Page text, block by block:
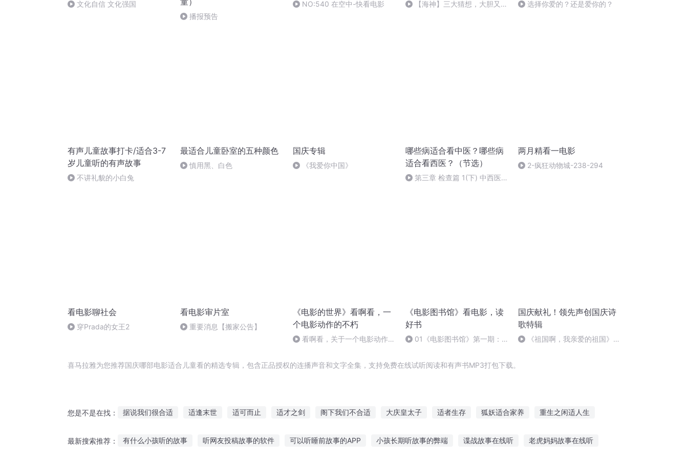
文化自信 文化强国
播报预告
NO:540 在空中-快看电影
【海神】三大猜想，大胆又合
选择你爱的？还是爱你的？
有声儿童故事打卡/适合3-7
岁儿童听的有声故事
不讲礼貌的小白兔
最适合儿童卧室的五种颜色
慎用黑、白色
国庆专辑
《我爱你中国》
哪些病适合看中医？哪些病
适合看西医？（节选）
第三章 检查篇 1(下) 中西医
两月精看一电影
2-疯狂动物城-238-294
看电影聊社会
穿Prada的女王2
看电影审片室
重要消息【搬家公告】
《电影的世界》看啊看，一
个电影动作的不朽
看啊看，关于一个电影动作的
《电影图书馆》看电影，读
好书
01《电影图书馆》第一期：
国庆献礼！领先声创国庆诗
歌特辑
《祖国啊，我亲爱的祖国》温
喜马拉雅为您推荐国庆哪部电影适合儿童看的精选专辑，包含正品授权的连播声音和文字全集，支持免费在线试听阅读和有声书MP3打包下载。
您是不是在找： 据说我们很合适 适逢末世 适可而止 适才之剑 阁下我们不合适 大庆皇太子 适者生存 狐妖适合家养 重生之闲适人生
最新搜索推荐： 有什么小孩听的故事 听网友投稿故事的软件 可以听睡前故事的APP 小孩长期听故事的弊端 谍战故事在线听 老虎妈妈故事在线听